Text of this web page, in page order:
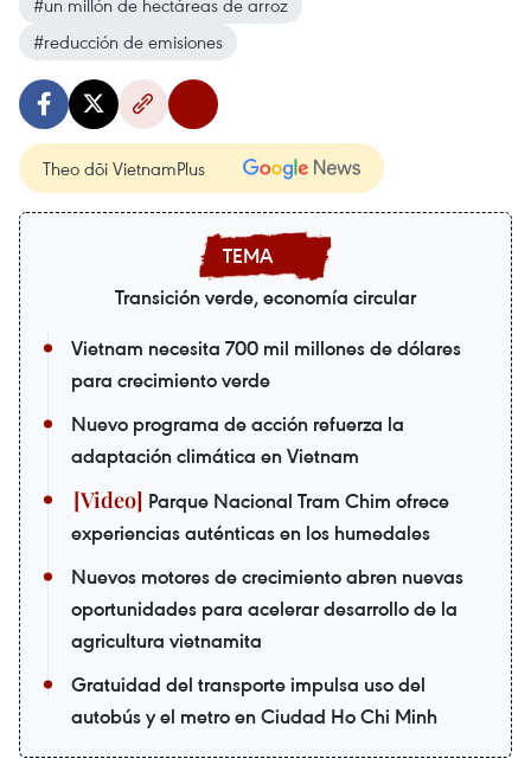
#un millón de hectáreas de arroz
#reducción de emisiones
Theo dõi VietnamPlus
Transición verde, economía circular
Vietnam necesita 700 mil millones de dólares
para crecimiento verde
Nuevo programa de acción refuerza la
adaptación climática en Vietnam
Parque Nacional Tram Chim ofrece
experiencias auténticas en los humedales
Nuevos motores de crecimiento abren nuevas
oportunidades para acelerar desarrollo de la
agricultura vietnamita
Gratuidad del transporte impulsa uso del
autobús y el metro en Ciudad Ho Chi Minh